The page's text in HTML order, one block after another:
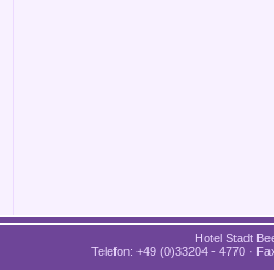
Hotel Stadt
Telefon: +49 (0)33204 - 4770 ·